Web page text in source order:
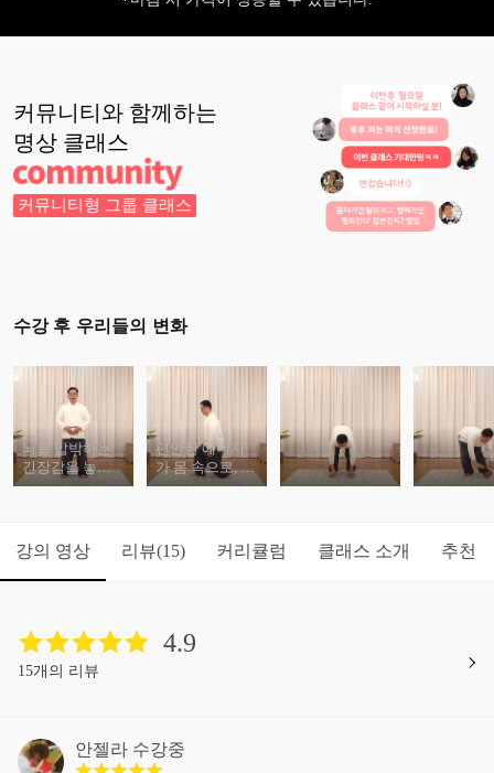
커뮤니티와 함께하는
명상 클래스
커뮤니티형 그룹 클래스
수강 후 우리들의 변화
뇌를 압박하는
긴장감을 놓을
수 있어요.
편안한 에너지
가 몸 속으로, 뇌
속으로 잔잔하
강의 영상 리뷰(15) 커리큘럼 클래스 소개 추천
4.9
15개의 리뷰
안젤라 수강중